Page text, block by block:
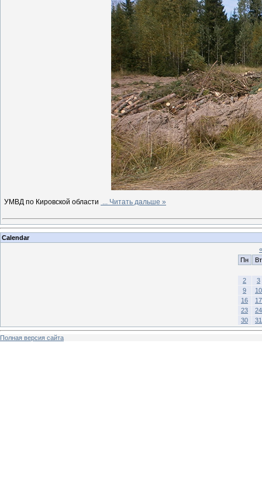
УМВД по Кировской области ... Читать дальше »
Calendar
«
Пн
Вт
2
3
9
10
16
17
23
24
30
31
Полная версия сайта